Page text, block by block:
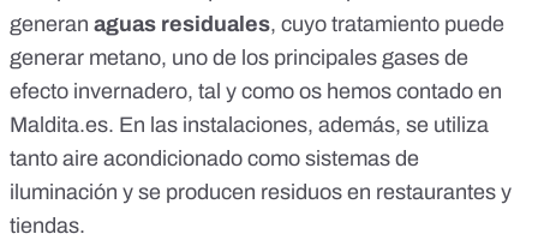
generan aguas residuales, cuyo tratamiento puede
generar metano, uno de los principales gases de
efecto invernadero, tal y como os hemos contado en
Maldita.es. En las instalaciones, además, se utiliza
tanto aire acondicionado como sistemas de
iluminación y se producen residuos en restaurantes y
tiendas.